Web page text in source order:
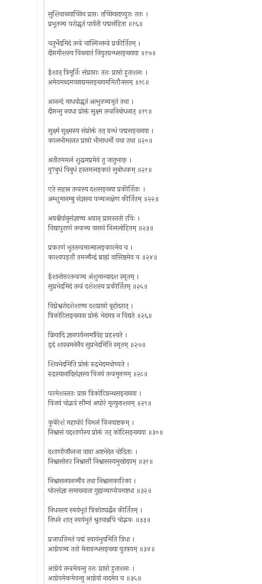
सुशिवाख्याच्छिव प्राप्तः तच्छिवादच्युतः ततः ।
प्रभूतञ्च परोद्भूतं पार्वती पद्मसंहिता ॥१६॥
चतुर्भेदमिदं तन्त्रे चास्मिन्तन्त्रे प्रकीर्तितम् ।
दीप्तमीशस्य विख्यातं नियुतग्रन्धसङ्ख्यया ॥१७॥
ईशात् त्रिमूर्तिः संप्राप्ताः ततः प्राप्तो हुताशनः ।
अमेयमब्दमच्छाद्यमसङ्ख्यममितौजसम् ॥१८॥
आनन्दं माधवोद्भूतं अत्भुतञ्चमृतं तथा ।
दीप्तन्तु नवधा प्रोक्तं सूक्ष्म तन्त्रनिबोधनात् ॥१९॥
सूक्ष्मं सूक्ष्मस्य संप्रोक्तं तत् ग्रन्धं पद्मसङ्ख्यया ।
कालभीमस्तत प्राप्तो भीमाधर्मो यथा तथा ॥२०॥
अतीतममलं शुद्धमप्रमेयं तु जातुभाक् ।
वु?बुधं विबुधं हस्तमलङ्कारं सुबोधकम् ॥२१॥
एते सहस्र तन्त्रस्य दशसङ्ख्या प्रकीर्तिताः ।
अम्शुमानम्बु संज्ञस्य पञ्चलक्षेण कीर्तितम् ॥२२॥
अग्रश्चैवांबुसंज्ञाच्च अग्रान् प्राप्तस्ततो रविः ।
विद्यापुराणं तन्त्रञ्च वासवं निललोहितम् ॥२३॥
प्रकरणं भूततन्त्रमात्मालङ्कारमेव च ।
काश्यपङ्तौ तमञ्चैन्द्रं ब्राह्मं वासिष्ठमेव च ॥२४॥
ईशानोत्तरतन्त्रञ्च अंशुमान्वादश स्मृतम् ।
सुप्रभेदमिदं तन्त्रं दशेशस्य प्रकीर्तितम् ॥२५॥
विघ्नेश्वरोदशेशाच्च दशप्राप्तो बृहोदरात् ।
त्रिकोटिसङ्ख्यया प्रोक्तं भेदमत्र न विद्यते ॥२६॥
क्रियादि ज्ञानपर्यन्तमत्रैवेह प्रदृश्यते ।
इदं शास्त्रमनेनैव सुप्रभेदमिति स्मृतम् ॥२७॥
शिवभेदमिति प्रोक्तं रुद्रभेदमथोच्यते ।
रुद्रस्यानादिसंज्ञस्य विजयं तन्त्रमुत्तमम् ॥२८॥
परमेशस्ततः प्राप्त त्रिकोटिग्रन्थसङ्ख्यया ।
विजयं चोद्भवं सौम्यं अघोरं मृत्युनाशनम् ॥२९॥
कुबेरेशं महाघोरं विमलं विजयाष्टकम् ।
निश्वासं यद्दशार्णस्य प्रोक्तं तत् कोटिसङ्ख्यया ॥३०॥
दशार्णाच्छैलजा वाप्ता अष्टभेदेन चोदिताः ।
निश्वासोत्तर निश्वासौ निश्वासस्यमुखोदयम् ॥३१॥
निश्वासनयनञ्चैव तथा निश्वासकारिका ।
घोरसंज्ञा समाख्याता गुह्यञ्चाप्येवमष्टधा ॥३२॥
निधनस्य स्वयंभूतं त्रिकोट्यर्द्धेन कीर्तितम् ।
निधने शात् स्वयंभुतं श्रुतवान्नपि चोद्भवः ॥३३॥
प्रजापतिमतं पद्मं स्वायंभुवमिति त्रिधा ।
आग्नेयञ्च ततो मेनाग्रन्धसङ्ख्या युतत्रयम् ॥३४॥
आग्नेयं तन्त्रमेवन्तु ततः प्राप्तो हुताशनः ।
आग्नेयमेकमेवन्तु आग्नेयां नादमेव च ॥३५॥